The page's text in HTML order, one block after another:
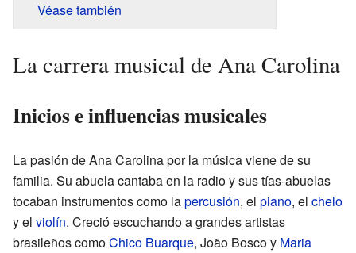
Véase también
La carrera musical de Ana Carolina
Inicios e influencias musicales
La pasión de Ana Carolina por la música viene de su
familia. Su abuela cantaba en la radio y sus tías-abuelas
tocaban instrumentos como lapercusión, el piano, el chelo
y el violín. Creció escuchando a grandes artistas
brasileños comoChico Buarque, João Bosco y Maria